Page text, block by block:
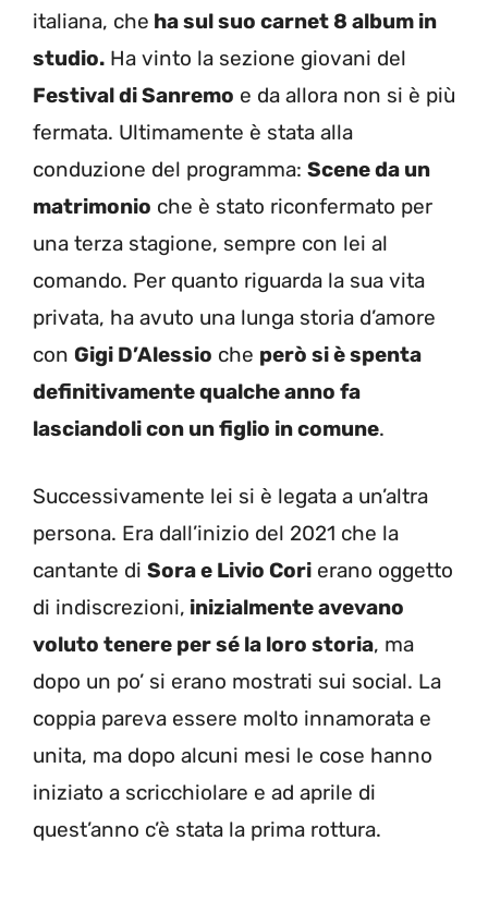
italiana, che ha sul suo carnet 8 album in
studio. Ha vinto la sezione giovani del
Festival di Sanremo e da allora non si è più
fermata. Ultimamente è stata alla
conduzione del programma: Scene da un
matrimonio che è stato riconfermato per
una terza stagione, sempre con lei al
comando. Per quanto riguarda la sua vita
privata, ha avuto una lunga storia d’amore
con Gigi D’Alessio che però si è spenta
definitivamente qualche anno fa
lasciandoli con un figlio in comune.
Successivamente lei si è legata a un’altra
persona. Era dall’inizio del 2021 che la
cantante di Sora e Livio Cori erano oggetto
di indiscrezioni, inizialmente avevano
voluto tenere per sé la loro storia, ma
dopo un po’ si erano mostrati sui social. La
coppia pareva essere molto innamorata e
unita, ma dopo alcuni mesi le cose hanno
iniziato a scricchiolare e ad aprile di
quest’anno c’è stata la prima rottura.